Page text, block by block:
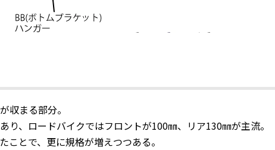
収まる部分。
り、ロードバイクではフロントが100㎜、リア130㎜が主流。
ことで、更に規格が増えつつある。